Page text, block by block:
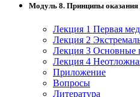
Модуль 8. Принципы
Лекция 1 Первая
Лекция 2
Лекция 3 Основные
Лекция 4
Приложение
Вопросы
Литература